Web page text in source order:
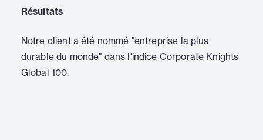
Résultats
Notre client a été nommé "entreprise la plus
durable du monde" dans l'indice Corporate Knights
Global 100.